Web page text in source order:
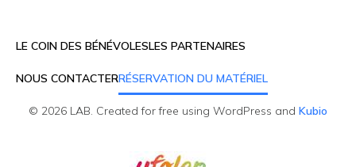
LE COIN DES BÉNÉVOLESLES PARTENAIRES
NOUS CONTACTERRÉSERVATION DU MATÉRIEL
© 2026 LAB. Created for free using WordPress and Kubio